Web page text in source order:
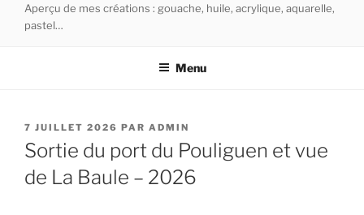
Aperçu de mes créations : gouache, huile, acrylique, aquarelle,
pastel…
Menu
PUBLIÉ
LE
7 JUILLET 2026 PAR ADMIN
Sortie du port du Pouliguen et vue
de La Baule – 2026